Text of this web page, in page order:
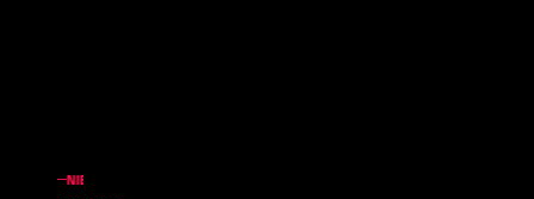
NIEUWE TAKE-OVER CLUB